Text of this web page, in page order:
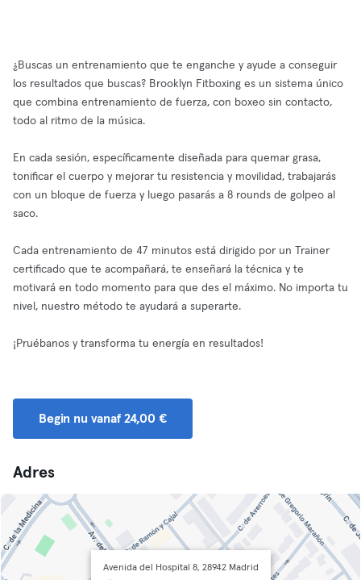
¿Buscas un entrenamiento que te enganche y ayude a conseguir
los resultados que buscas? Brooklyn Fitboxing es un sistema único
que combina entrenamiento de fuerza, con boxeo sin contacto,
todo al ritmo de la música.
En cada sesión, específicamente diseñada para quemar grasa,
tonificar el cuerpo y mejorar tu resistencia y movilidad, trabajarás
con un bloque de fuerza y luego pasarás a 8 rounds de golpeo al
saco.
Cada entrenamiento de 47 minutos está dirigido por un Trainer
certificado que te acompañará, te enseñará la técnica y te
motivará en todo momento para que des el máximo. No importa tu
nivel, nuestro método te ayudará a superarte.
¡Pruébanos y transforma tu energía en resultados!
Begin nu vanaf 24,00 €
Adres
Avenida del Hospital 8, 28942 Madrid